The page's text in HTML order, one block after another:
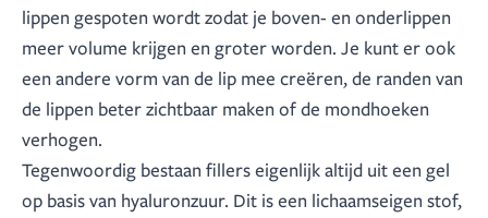
lippen gespoten wordt zodat je boven- en onderlippen
meer volume krijgen en groter worden. Je kunt er ook
een andere vorm van de lip mee creëren, de randen van
de lippen beter zichtbaar maken of de mondhoeken
verhogen.
Tegenwoordig bestaan fillers eigenlijk altijd uit een gel
op basis van hyaluronzuur. Dit is een lichaamseigen stof,